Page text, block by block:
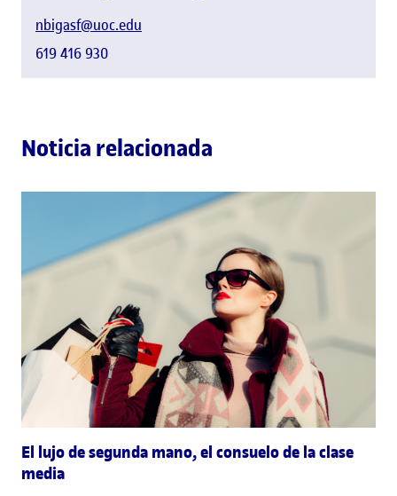
nbigasf@uoc.edu
619 416 930
Noticia relacionada
El lujo de segunda mano, el consuelo de la clase
media